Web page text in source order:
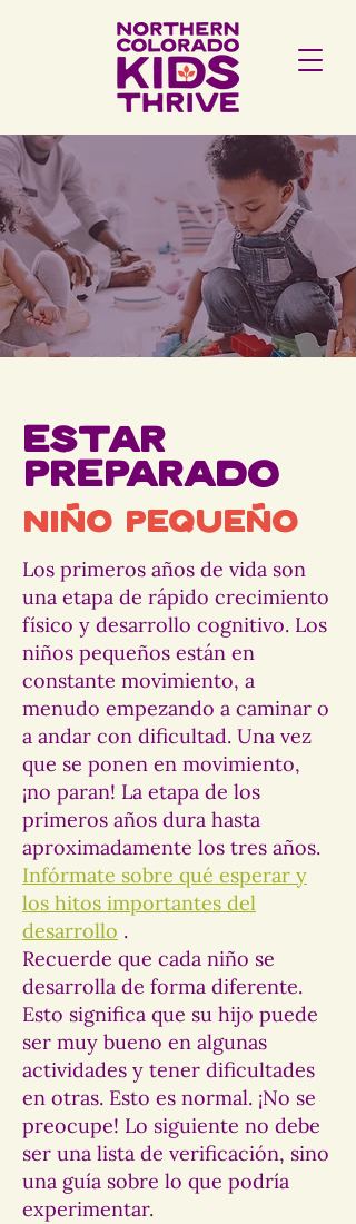
Estar
preparado
Niño pequeño
Los primeros años de vida son
una etapa de rápido crecimiento
físico y desarrollo cognitivo. Los
niños pequeños están en
constante movimiento, a
menudo empezando a caminar o
a andar con dificultad. Una vez
que se ponen en movimiento,
¡no paran! La etapa de los
primeros años dura hasta
aproximadamente los tres años.
Infórmate sobre qué esperar y
los hitos importantes del
desarrollo .
Recuerde que cada niño se
desarrolla de forma diferente.
Esto significa que su hijo puede
ser muy bueno en algunas
actividades y tener dificultades
en otras. Esto es normal. ¡No se
preocupe! Lo siguiente no debe
ser una lista de verificación, sino
una guía sobre lo que podría
experimentar.